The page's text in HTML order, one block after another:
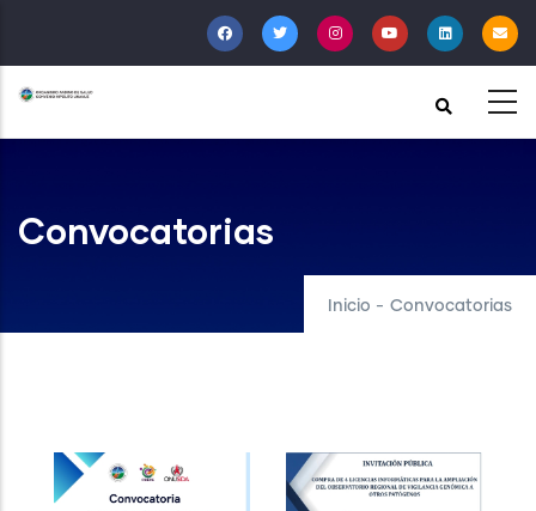
al
contenido
principal
Convocatorias
Inicio - Convocatorias